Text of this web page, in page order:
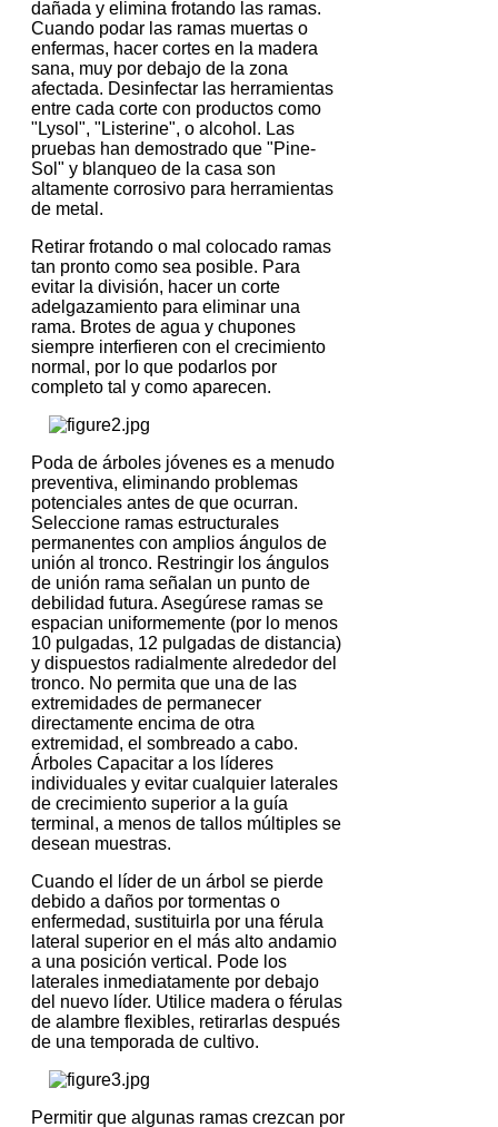
dañada y elimina frotando las ramas.
Cuando podar las ramas muertas o
enfermas, hacer cortes en la madera
sana, muy por debajo de la zona
afectada. Desinfectar las herramientas
entre cada corte con productos como
"Lysol", "Listerine", o alcohol. Las
pruebas han demostrado que "Pine-
Sol" y blanqueo de la casa son
altamente corrosivo para herramientas
de metal.
Retirar frotando o mal colocado ramas
tan pronto como sea posible. Para
evitar la división, hacer un corte
adelgazamiento para eliminar una
rama. Brotes de agua y chupones
siempre interfieren con el crecimiento
normal, por lo que podarlos por
completo tal y como aparecen.
Poda de árboles jóvenes es a menudo
preventiva, eliminando problemas
potenciales antes de que ocurran.
Seleccione ramas estructurales
permanentes con amplios ángulos de
unión al tronco. Restringir los ángulos
de unión rama señalan un punto de
debilidad futura. Asegúrese ramas se
espacian uniformemente (por lo menos
10 pulgadas, 12 pulgadas de distancia)
y dispuestos radialmente alrededor del
tronco. No permita que una de las
extremidades de permanecer
directamente encima de otra
extremidad, el sombreado a cabo.
Árboles Capacitar a los líderes
individuales y evitar cualquier laterales
de crecimiento superior a la guía
terminal, a menos de tallos múltiples se
desean muestras.
Cuando el líder de un árbol se pierde
debido a daños por tormentas o
enfermedad, sustituirla por una férula
lateral superior en el más alto andamio
a una posición vertical. Pode los
laterales inmediatamente por debajo
del nuevo líder. Utilice madera o férulas
de alambre flexibles, retirarlas después
de una temporada de cultivo.
Permitir que algunas ramas crezcan por